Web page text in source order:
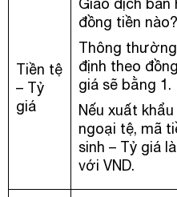
Tiền tệ
– Tỷ
giá
Giao dịch bán
đồng tiền nào?
Thông
định theo
giá sẽ bằng 1.
Nếu xuất
ngoại tệ, mã
sinh – Tỷ giá
với VND.